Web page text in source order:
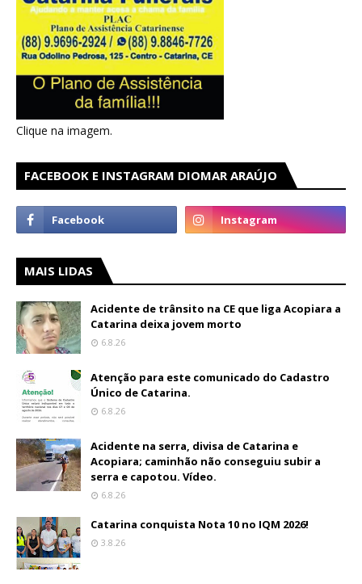
Clique na imagem.
FACEBOOK E INSTAGRAM DIOMAR ARAÚJO
MAIS LIDAS
Acidente de trânsito na CE que liga Acopiara a
Catarina deixa jovem morto
6.8.26
Atenção para este comunicado do Cadastro
Único de Catarina.
6.8.26
Acidente na serra, divisa de Catarina e
Acopiara; caminhão não conseguiu subir a
serra e capotou. Vídeo.
6.8.26
Catarina conquista Nota 10 no IQM 2026!
3.8.26